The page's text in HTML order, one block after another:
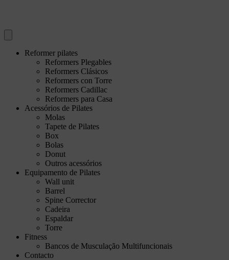
Reformer pilates
Reformers Plegables
Reformers Clásicos
Reformers con Torre
Reformers Cadillac
Reformers para Casa
Acessórios de Pilates
Molas
Tapete de Pilates
Box
Bolas
Donut
Outros acessórios
Equipamento de Pilates
Wall unit
Barrel
Spine Corrector
Cadeira
Espaldar
Torre
Fitness
Bancos de Musculação Multifuncionais
Contacto